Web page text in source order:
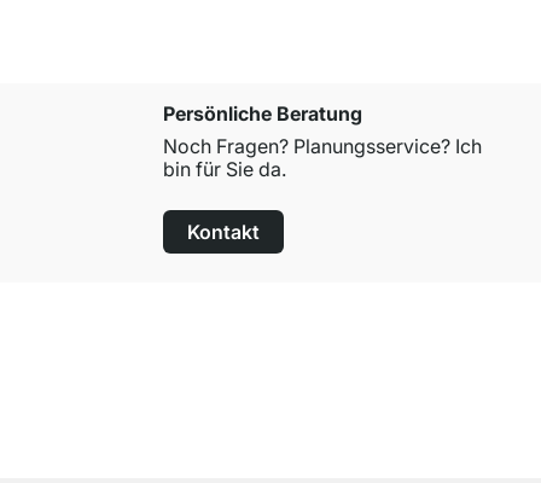
Persönliche Beratung
Noch Fragen? Planungsservice? Ich
bin für Sie da.
Kontakt